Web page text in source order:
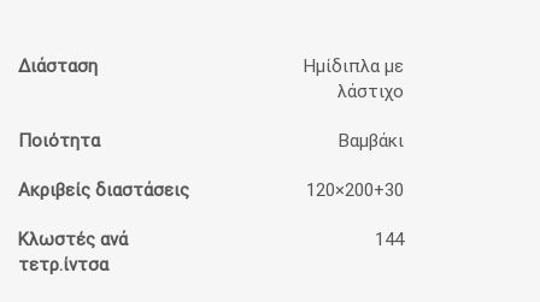
Διάσταση
Ημίδιπλα με
λάστιχο
Ποιότητα Βαμβάκι
Ακριβείς διαστάσεις 120×200+30
Κλωστές ανά
τετρ.ίντσα
144